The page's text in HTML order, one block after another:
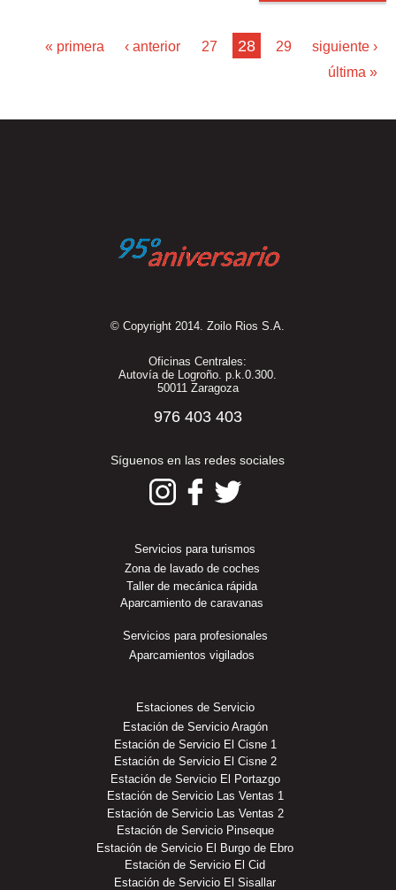
« primera ‹ anterior …
27 28 29
siguiente ›
última »
© Copyright 2014. Zoilo Rios S.A.
Oficinas Centrales:
Autovía de Logroño. p.k.0.300.
50011 Zaragoza
976 403 403
Síguenos en las redes sociales
Servicios para turismos
Zona de lavado de coches
Taller de mecánica rápida
Aparcamiento de caravanas
Servicios para profesionales
Aparcamientos vigilados
Estaciones de Servicio
Estación de Servicio Aragón
Estación de Servicio El Cisne 1
Estación de Servicio El Cisne 2
Estación de Servicio El Portazgo
Estación de Servicio Las Ventas 1
Estación de Servicio Las Ventas 2
Estación de Servicio Pinseque
Estación de Servicio El Burgo de Ebro
Estación de Servicio El Cid
Estación de Servicio El Sisallar